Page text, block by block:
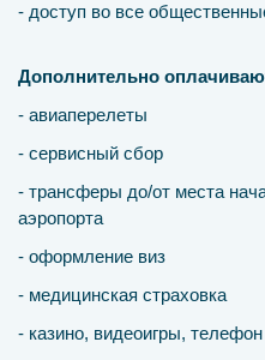
- доступ во все
Дополнительно
- авиаперелеты
- сервисный сбор
- трансферы до/от места
аэропорта
- оформление виз
- медицинская страховка
- казино, видеоигры, телефон